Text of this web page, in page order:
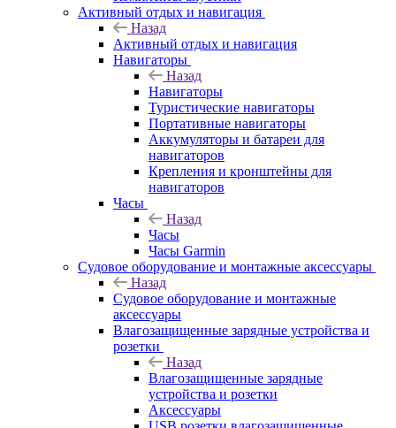
Активный отдых и навигация
Назад
Активный отдых и навигация
Навигаторы
Назад
Навигаторы
Туристические навигаторы
Портативные навигаторы
Аккумуляторы и батареи для
навигаторов
Крепления и кронштейны для
навигаторов
Часы
Назад
Часы
Часы Garmin
Судовое оборудование и монтажные аксессуары
Назад
Судовое оборудование и монтажные
аксессуары
Влагозащищенные зарядные устройства и
розетки
Назад
Влагозащищенные зарядные
устройства и розетки
Аксессуары